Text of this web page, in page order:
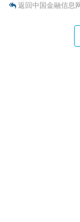
返回中国金融信息